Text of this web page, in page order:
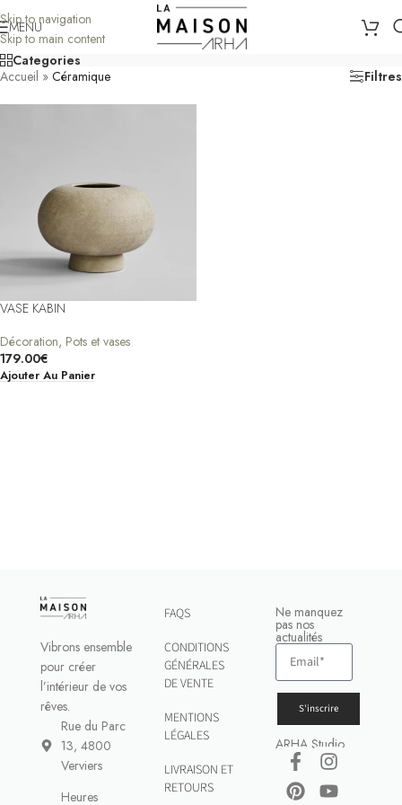
Skip to navigation
Skip to main content
MENU
Categories
Accueil » Céramique Filtres
VASE KABIN
Décoration, Pots et vases
179.00€
Ajouter Au Panier
Vibrons ensemble
pour créer
l’intérieur de vos
rêves.
Rue du Parc
13, 4800
Verviers
Heures
FAQS
CONDITIONS
GÉNÉRALES
DE VENTE
MENTIONS
LÉGALES
LIVRAISON ET
RETOURS
Ne manquez
pas nos
actualités
S'inscrire
ARHA Studio